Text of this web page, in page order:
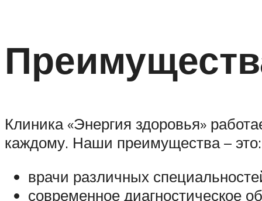
Клиника «Энергия здоровья»
каждому. Наши преимущества – это:
врачи различных
современное диагностическое